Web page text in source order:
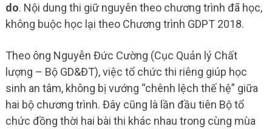
do. Nội dung thi giữ nguyên theo chương trình đã học,
không buộc học lại theo Chương trình GDPT 2018.
Theo ông Nguyễn Đức Cường (Cục Quản lý Chất
lượng – Bộ GD&ĐT), việc tổ chức thi riêng giúp học
sinh an tâm, không bị vướng “chênh lệch thế hệ” giữa
hai bộ chương trình. Đây cũng là lần đầu tiên Bộ tổ
chức đồng thời hai bài thi khác nhau trong cùng mùa